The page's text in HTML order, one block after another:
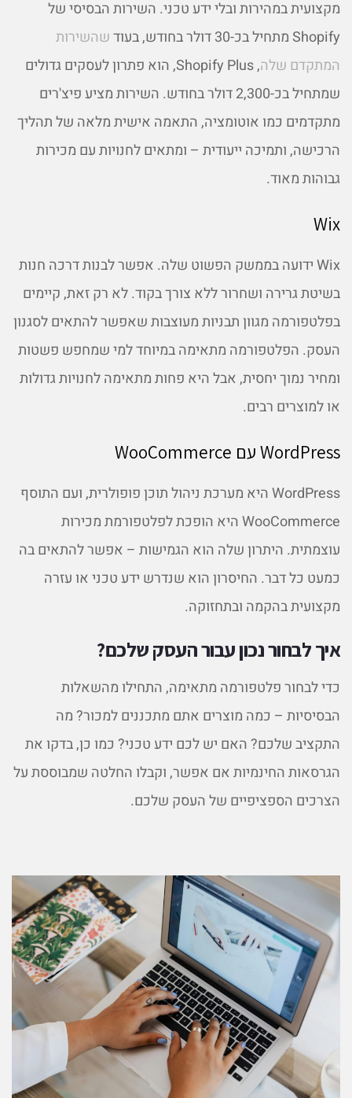
מקצועית במהירות ובלי ידע טכני. השירות הבסיסי של
Shopify מתחיל בכ-30 דולר בחודש, בעוד
שהשירות
המתקדם שלה
, Shopify Plus, הוא פתרון לעסקים גדולים
שמתחיל בכ-2,300 דולר בחודש. השירות מציע פיצ'רים
מתקדמים כמו אוטומציה, התאמה אישית מלאה של תהליך
הרכישה, ותמיכה ייעודית – ומתאים לחנויות עם מכירות
גבוהות מאוד.
Wix
Wix ידועה בממשק הפשוט שלה. אפשר לבנות דרכה חנות
בשיטת גרירה ושחרור ללא צורך בקוד. לא רק זאת, קיימים
בפלטפורמה מגוון תבניות מעוצבות שאפשר להתאים לסגנון
העסק. הפלטפורמה מתאימה במיוחד למי שמחפש פשטות
ומחיר נמוך יחסית, אבל היא פחות מתאימה לחנויות גדולות
או למוצרים רבים.
WordPress עם WooCommerce
WordPress היא מערכת ניהול תוכן פופולרית, ועם התוסף
WooCommerce היא הופכת לפלטפורמת מכירות
עוצמתית. היתרון שלה הוא הגמישות – אפשר להתאים בה
כמעט כל דבר. החיסרון הוא שנדרש ידע טכני או עזרה
מקצועית בהקמה ובתחזוקה.
איך לבחור נכון עבור העסק שלכם?
כדי לבחור פלטפורמה מתאימה, התחילו מהשאלות
הבסיסיות – כמה מוצרים אתם מתכננים למכור? מה
התקציב שלכם? האם יש לכם ידע טכני? כמו כן, בדקו את
הגרסאות החינמיות אם אפשר, וקבלו החלטה שמבוססת על
הצרכים הספציפיים של העסק שלכם.